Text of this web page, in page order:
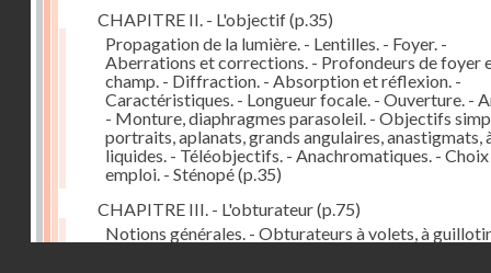
CHAPITRE II. - L'objectif(p.35)
Propagation de la lumière. - Lentilles. - Foyer. -
Aberrations et corrections. - Profondeurs de foyer
champ. - Diffraction. - Absorption et réflexion. -
Caractéristiques. - Longueur focale. - Ouverture. -
- Monture, diaphragmes parasoleil. - Objectifs
portraits, aplanats, grands angulaires, anastigmats,
liquides. - Téléobjectifs. - Anachromatiques. -
emploi. - Sténopé(p.35)
CHAPITRE III. - L'obturateur(p.75)
Notions générales. - Obturateurs à volets, à